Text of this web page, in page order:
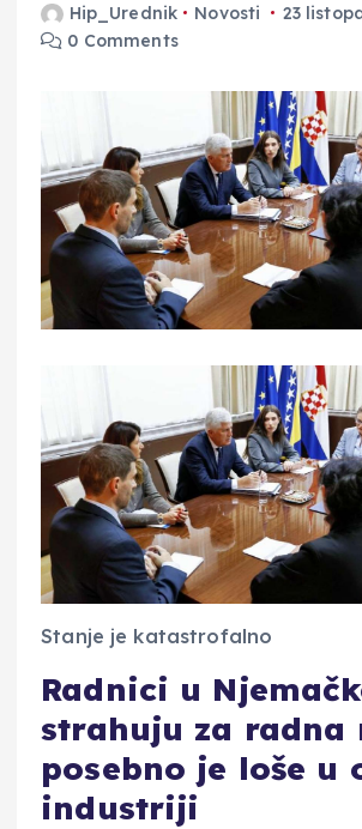
Hip_Urednik Novosti
23
0 Comments
Stanje je katastrofalno
Radnici u
strahuju za radna
posebno je loše u
industriji